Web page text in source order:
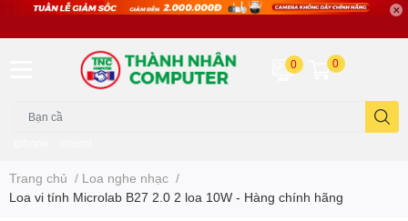
0 0
Trang chủ / Loa nghe nhạc /
Loa vi tính Microlab B27 2.0 2 loa 10W - Hàng chính hãng